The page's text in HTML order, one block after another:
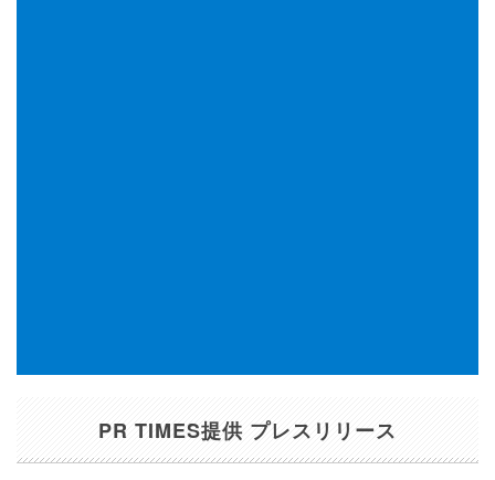
PR TIMES提供 プレスリリース